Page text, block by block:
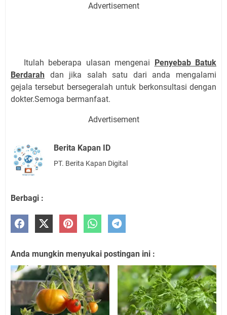
Advertisement
Itulah beberapa ulasan mengenai Penyebab Batuk
Berdarah dan jika salah satu dari anda mengalami
gejala tersebut bersegeralah untuk berkonsultasi dengan
dokter.Semoga bermanfaat.
Advertisement
Berita Kapan ID
PT. Berita Kapan Digital
Berbagi :
Anda mungkin menyukai postingan ini :